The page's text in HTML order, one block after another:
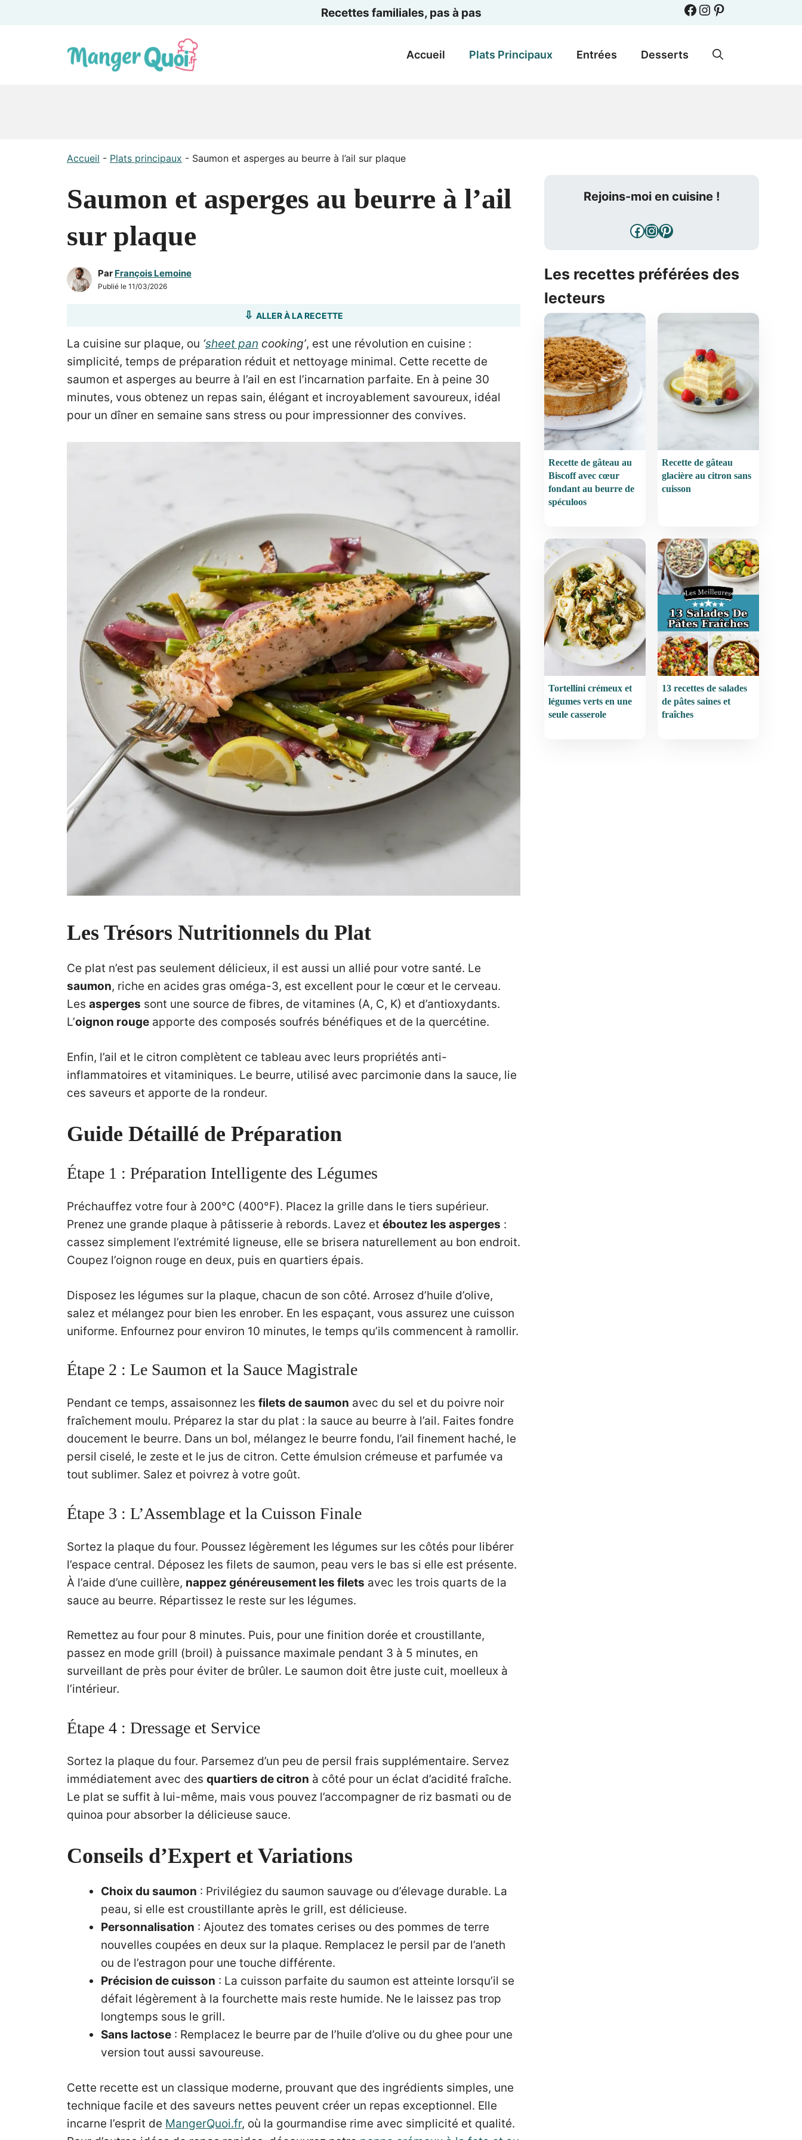
Recettes familiales, pas à pas Facebook
Instagram
Pinterest
Accueil Plats Principaux Entrées Desserts
Accueil - Plats principaux - Saumon et asperges au beurre à l’ail sur plaque
Saumon et asperges au beurre à l’ail
sur plaque
Par François Lemoine
Publié le 11/03/2026
ALLER À LA RECETTE
La cuisine sur plaque, ou ‘sheet pan cooking’, est une révolution en cuisine :
simplicité, temps de préparation réduit et nettoyage minimal. Cette recette de
saumon et asperges au beurre à l’ail en est l’incarnation parfaite. En à peine 30
minutes, vous obtenez un repas sain, élégant et incroyablement savoureux, idéal
pour un dîner en semaine sans stress ou pour impressionner des convives.
Les Trésors Nutritionnels du Plat
Ce plat n’est pas seulement délicieux, il est aussi un allié pour votre santé. Le
saumon, riche en acides gras oméga-3, est excellent pour le cœur et le cerveau.
Les asperges sont une source de fibres, de vitamines (A, C, K) et d’antioxydants.
L’oignon rouge apporte des composés soufrés bénéfiques et de la quercétine.
Enfin, l’ail et le citron complètent ce tableau avec leurs propriétés anti-
inflammatoires et vitaminiques. Le beurre, utilisé avec parcimonie dans la sauce, lie
ces saveurs et apporte de la rondeur.
Guide Détaillé de Préparation
Étape 1 : Préparation Intelligente des Légumes
Préchauffez votre four à 200°C (400°F). Placez la grille dans le tiers supérieur.
Prenez une grande plaque à pâtisserie à rebords. Lavez et éboutez les asperges :
cassez simplement l’extrémité ligneuse, elle se brisera naturellement au bon endroit.
Coupez l’oignon rouge en deux, puis en quartiers épais.
Disposez les légumes sur la plaque, chacun de son côté. Arrosez d’huile d’olive,
salez et mélangez pour bien les enrober. En les espaçant, vous assurez une cuisson
uniforme. Enfournez pour environ 10 minutes, le temps qu’ils commencent à ramollir.
Étape 2 : Le Saumon et la Sauce Magistrale
Pendant ce temps, assaisonnez les filets de saumon avec du sel et du poivre noir
fraîchement moulu. Préparez la star du plat : la sauce au beurre à l’ail. Faites fondre
doucement le beurre. Dans un bol, mélangez le beurre fondu, l’ail finement haché, le
persil ciselé, le zeste et le jus de citron. Cette émulsion crémeuse et parfumée va
tout sublimer. Salez et poivrez à votre goût.
Étape 3 : L’Assemblage et la Cuisson Finale
Sortez la plaque du four. Poussez légèrement les légumes sur les côtés pour libérer
l’espace central. Déposez les filets de saumon, peau vers le bas si elle est présente.
À l’aide d’une cuillère, nappez généreusement les filets avec les trois quarts de la
sauce au beurre. Répartissez le reste sur les légumes.
Remettez au four pour 8 minutes. Puis, pour une finition dorée et croustillante,
passez en mode grill (broil) à puissance maximale pendant 3 à 5 minutes, en
surveillant de près pour éviter de brûler. Le saumon doit être juste cuit, moelleux à
l’intérieur.
Étape 4 : Dressage et Service
Sortez la plaque du four. Parsemez d’un peu de persil frais supplémentaire. Servez
immédiatement avec des quartiers de citron à côté pour un éclat d’acidité fraîche.
Le plat se suffit à lui-même, mais vous pouvez l’accompagner de riz basmati ou de
quinoa pour absorber la délicieuse sauce.
Conseils d’Expert et Variations
Choix du saumon : Privilégiez du saumon sauvage ou d’élevage durable. La
peau, si elle est croustillante après le grill, est délicieuse.
Personnalisation : Ajoutez des tomates cerises ou des pommes de terre
nouvelles coupées en deux sur la plaque. Remplacez le persil par de l’aneth
ou de l’estragon pour une touche différente.
Précision de cuisson : La cuisson parfaite du saumon est atteinte lorsqu’il se
défait légèrement à la fourchette mais reste humide. Ne le laissez pas trop
longtemps sous le grill.
Sans lactose : Remplacez le beurre par de l’huile d’olive ou du ghee pour une
version tout aussi savoureuse.
Cette recette est un classique moderne, prouvant que des ingrédients simples, une
technique facile et des saveurs nettes peuvent créer un repas exceptionnel. Elle
incarne l’esprit de MangerQuoi.fr, où la gourmandise rime avec simplicité et qualité.
Rejoins-moi en cuisine !
Facebook
Instagram
Pinterest
Les recettes préférées des
lecteurs
Recette de gâteau au
Biscoff avec cœur
fondant au beurre de
spéculoos
Recette de gâteau
glacière au citron sans
cuisson
Tortellini crémeux et
légumes verts en une
seule casserole
13 recettes de salades
de pâtes saines et
fraîches